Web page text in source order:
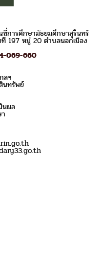
การศึกษามัธยมศึกษาสุรินทร์
ที่ 197 หมู่ 20 ตำบลนอกเมือง
069-660
ลฯ
นทรัพย์
นผล